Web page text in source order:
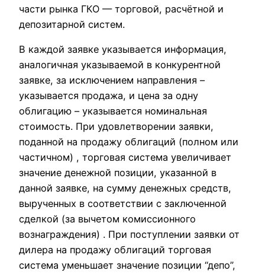
части рынка ГКО — торговой, расчётной и
депозитарной систем.
В каждой заявке указывается информация,
аналогичная указываемой в конкурентной
заявке, за исключением направления –
указывается продажа, и цена за одну
облигацию – указывается номинальная
стоимость. При удовлетворении заявки,
поданной на продажу облигаций (полном или
частичном) , торговая система увеличивает
значение денежной позиции, указанной в
данной заявке, на сумму денежных средств,
вырученных в соответствии с заключенной
сделкой (за вычетом комиссионного
вознаграждения) . При поступлении заявки от
дилера на продажу облигаций торговая
система уменьшает значение позиции “депо”,